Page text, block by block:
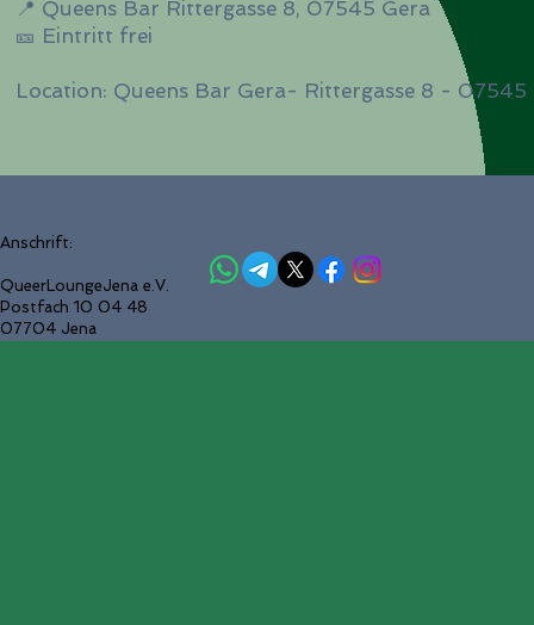
📍 Queens Bar Rittergasse 8, 07545 Gera
🎫 Eintritt frei
Location: Queens Bar Gera- Rittergasse 8 - 07545
Anschrift:
QueerLoungeJena e.V.
Postfach 10 04 48
07704 Jena